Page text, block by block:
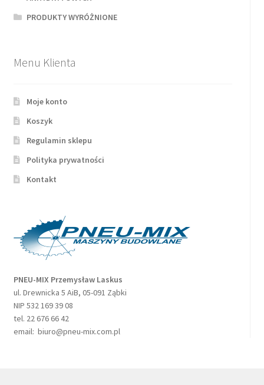
PRODUKTY WYRÓŻNIONE
Menu Klienta
Moje konto
Koszyk
Regulamin sklepu
Polityka prywatności
Kontakt
PNEU-MIX Przemysław Laskus
ul. Drewnicka 5 AiB, 05-091 Ząbki
NIP 532 169 39 08
tel. 22 676 66 42
email: biuro@pneu-mix.com.pl